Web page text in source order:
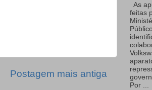
Postagem mais antiga
As
feitas
Por ...